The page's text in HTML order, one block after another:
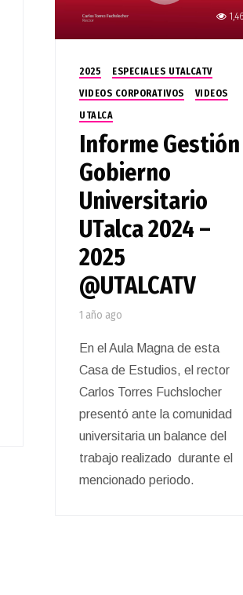
2025
ESPECIALES UTALCATV
VIDEOS CORPORATIVOS
VIDEOS
UTALCA
Informe Gestión
Gobierno
Universitario
UTalca 2024 –
2025
@UTALCATV
1 año ago
En el Aula Magna de esta
Casa de Estudios, el rector
Carlos Torres Fuchslocher
presentó ante la comunidad
universitaria un balance del
trabajo realizado durante el
mencionado periodo.